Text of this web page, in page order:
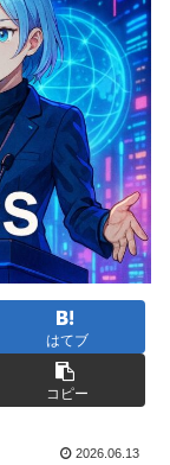
はてブ
コピー
2026.06.13